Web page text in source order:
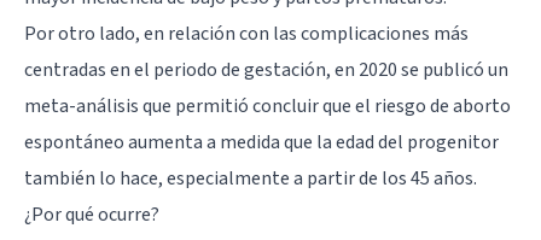
Por otro lado, en relación con las complicaciones más
centradas en el periodo de gestación, en 2020 se publicó un
meta-análisis que permitió concluir que el riesgo de aborto
espontáneo aumenta a medida que la edad del progenitor
también lo hace, especialmente a partir de los 45 años.
¿Por qué ocurre?